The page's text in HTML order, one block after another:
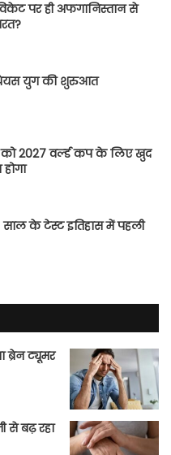
पर ही अफगानिस्तान से
युग की शुरुआत
2027 वर्ल्‍ड कप के लिए खुद
साल के टेस्‍ट इतिहास में पहली
ब्रेन ट्यूमर
से बढ़ रहा